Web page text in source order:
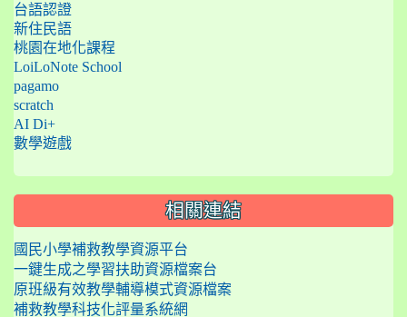
台語認證
新住民語
桃園在地化課程
LoiLoNote School
pagamo
scratch
AI Di+
數學遊戲
相關連結
國民小學補救教學資源平台
一鍵生成之學習扶助資源檔案台
原班級有效教學輔導模式資源檔案
補救教學科技化評量系統網